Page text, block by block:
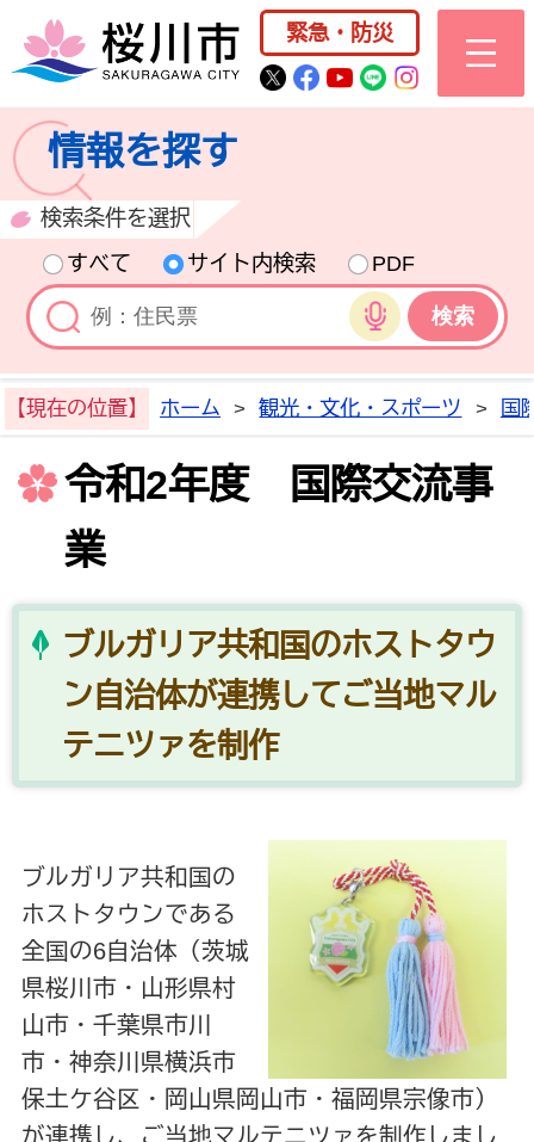
桜川市公式ホー
緊急・防災
桜川市公式Twitter
桜川市公式
桜川市公式
桜川市公式
情報を探す
検索条件を選択
すべて
サイト内検索
PDF
音声検索
【現在の位置】 ホーム > 観光・文化・スポーツ > 国
令和2年度 国際交流事
業
ブルガリア共和国のホストタウ
ン自治体が連携してご当地マル
テニツァを制作
ブルガリア共和国の
ホストタウンである
全国の6自治体（茨城
県桜川市・山形県村
山市・千葉県市川
市・神奈川県横浜市
保土ケ谷区・岡山県岡山市・福岡県宗像市）
が連携し、ご当地マルテニツァを制作しまし